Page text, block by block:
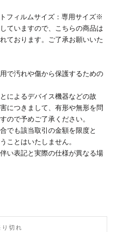
フィルムサイズ：専用サイズ※
ていますので、こちらの商品は
ております。ご了承お願いいた
で汚れや傷から保護するための
によるデバイス機器などの故
につきまして、有形や無形を問
ので予めご了承ください。
でも該当取引の金額を限度と
ことはいたしません。
い表記と実際の仕様が異なる場
り切れ